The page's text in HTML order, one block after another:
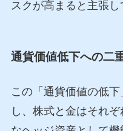
スクが高まると主張
通貨価値低下への二
この「通貨価値の低
し、株式と金はそれ